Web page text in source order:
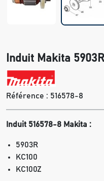
Induit Makita
Référence : 516578-8
Induit 516578-8 Makita :
5903R
KC100
KC100Z